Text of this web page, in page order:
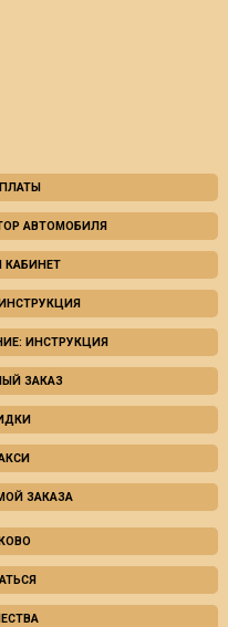
АВТОМОБИЛЯ
ИНСТРУКЦИЯ
ЗАКАЗ
ЗАКАЗА